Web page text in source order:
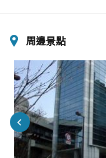
周邊景點